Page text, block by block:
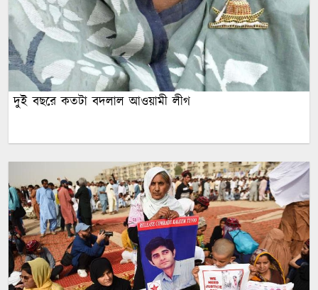
দুই বছরে কতটা বদলাল আওয়ামী লীগ